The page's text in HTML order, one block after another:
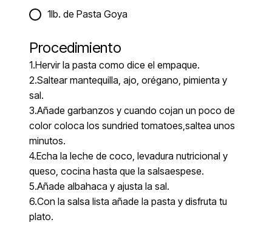
1lb. de Pasta Goya
Procedimiento
1.Hervir la pasta como dice el empaque.
2.Saltear mantequilla, ajo, orégano, pimienta y
sal.
3.Añade garbanzos y cuando cojan un poco de
color coloca los sundried tomatoes,saltea unos
minutos.
4.Echa la leche de coco, levadura nutricional y
queso, cocina hasta que la salsaespese.
5.Añade albahaca y ajusta la sal.
6.Con la salsa lista añade la pasta y disfruta tu
plato.